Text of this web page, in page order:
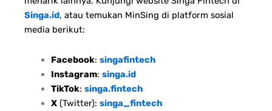
Singa.id, atau temukan MinSing di platform sosial
media berikut:
Facebook: singafintech
Instagram: singa.id
TikTok: singa.fintech
X(Twitter): singa_fintech